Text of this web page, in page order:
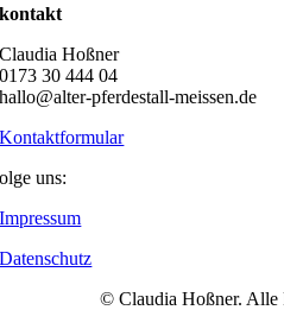
kontakt
Claudia Hoßner
0173 30 444 04
hallo@alter-pferdestall-meissen.de
Kontaktformular
uns:
Impressum
Datenschutz
© Claudia Hoßner. Alle